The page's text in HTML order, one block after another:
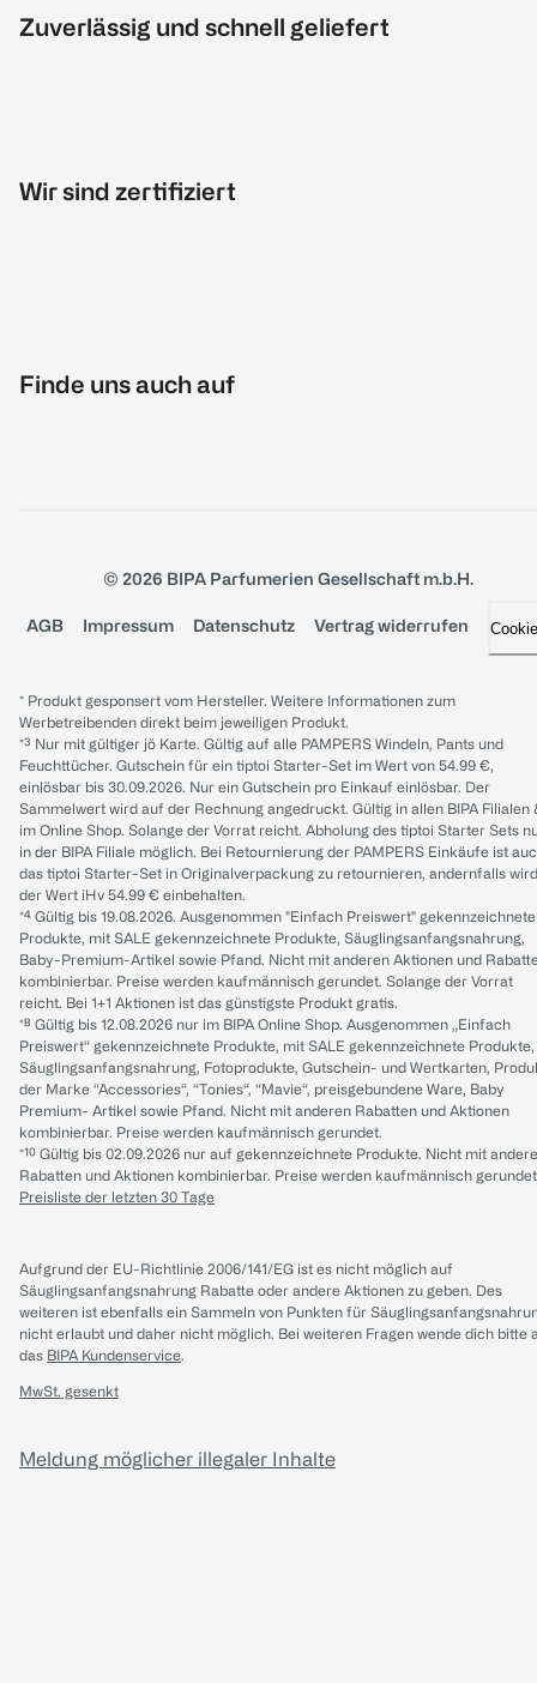
Zuverlässig und schnell geliefert
Wir sind zertifiziert
Finde uns auch auf
© 2026 BIPA Parfumerien Gesellschaft m.b.H.
AGB Impressum Datenschutz Vertrag widerrufen
* Produkt gesponsert vom Hersteller. Weitere Informationen zum
Werbetreibenden direkt beim jeweiligen Produkt.
*³ Nur mit gültiger jö Karte. Gültig auf alle PAMPERS Windeln, Pants und
Feuchttücher. Gutschein für ein tiptoi Starter-Set im Wert von 54.99 €,
einlösbar bis 30.09.2026. Nur ein Gutschein pro Einkauf einlösbar. Der
Sammelwert wird auf der Rechnung angedruckt. Gültig in allen BIPA Filialen
im Online Shop. Solange der Vorrat reicht. Abholung des tiptoi Starter Sets
in der BIPA Filiale möglich. Bei Retournierung der PAMPERS Einkäufe ist
das tiptoi Starter-Set in Originalverpackung zu retournieren, andernfalls wird
der Wert iHv 54.99 € einbehalten.
*⁴ Gültig bis 19.08.2026. Ausgenommen "Einfach Preiswert" gekennzeichnete
Produkte, mit SALE gekennzeichnete Produkte, Säuglingsanfangsnahrung,
Baby-Premium-Artikel sowie Pfand. Nicht mit anderen Aktionen und
kombinierbar. Preise werden kaufmännisch gerundet. Solange der Vorrat
reicht. Bei 1+1 Aktionen ist das günstigste Produkt gratis.
*⁸ Gültig bis 12.08.2026 nur im BIPA Online Shop. Ausgenommen „Einfach
Preiswert“ gekennzeichnete Produkte, mit SALE gekennzeichnete Produkte,
Säuglingsanfangsnahrung, Fotoprodukte, Gutschein- und Wertkarten,
der Marke “Accessories“, “Tonies“, “Mavie“, preisgebundene Ware, Baby
Premium- Artikel sowie Pfand. Nicht mit anderen Rabatten und Aktionen
kombinierbar. Preise werden kaufmännisch gerundet.
*¹⁰ Gültig bis 02.09.2026 nur auf gekennzeichnete Produkte. Nicht mit
Rabatten und Aktionen kombinierbar. Preise werden kaufmännisch
Preisliste der letzten 30 Tage
Aufgrund der EU-Richtlinie 2006/141/EG ist es nicht möglich auf
Säuglingsanfangsnahrung Rabatte oder andere Aktionen zu geben. Des
weiteren ist ebenfalls ein Sammeln von Punkten für
nicht erlaubt und daher nicht möglich. Bei weiteren Fragen wende dich bitte
das BIPA Kundenservice.
MwSt. gesenkt
Meldung möglicher illegaler Inhalte